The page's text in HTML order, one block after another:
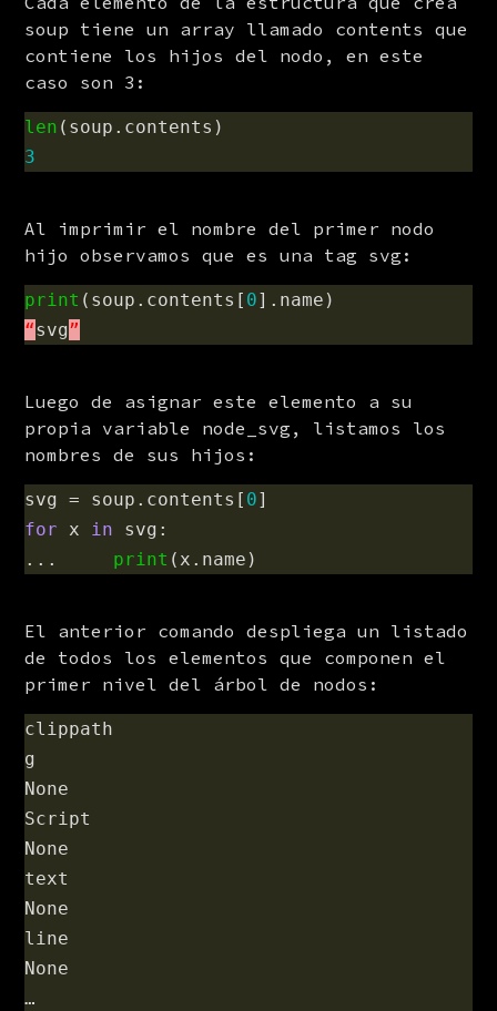
soup tiene un array llamado contents que
contiene los hijos del nodo, en este
caso son 3:
len ( soup . contents )
3
Al imprimir el nombre del primer nodo
hijo observamos que es una tag svg:
print ( soup . contents [ 0]. name )
“svg”
Luego de asignar este elemento a su
propia variable node_svg, listamos los
nombres de sus hijos:
svg = soup . contents [ 0]
for
x in svg :
...
print ( x . name )
El anterior comando despliega un listado
de todos los elementos que componen el
primer nivel del árbol de nodos:
clippath
g
None
Script
None
text
None
line
None